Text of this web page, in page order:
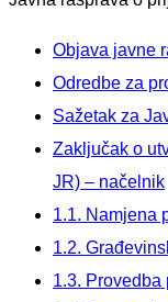
Objava javne
Odredbe za
Sažetak za
Zaključak o
JR) – načelnik
1.1. Namjena
1.2.
1.3.